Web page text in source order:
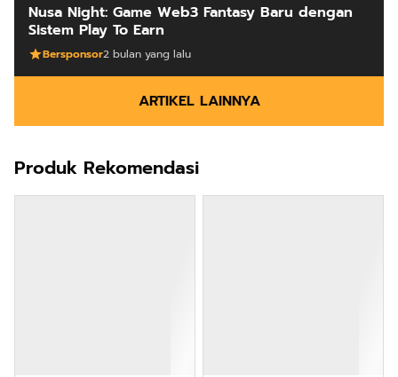
Nusa Night: Game Web3 Fantasy Baru dengan
Sistem Play To Earn
Bersponsor2 bulan yang lalu
ARTIKEL LAINNYA
Produk Rekomendasi